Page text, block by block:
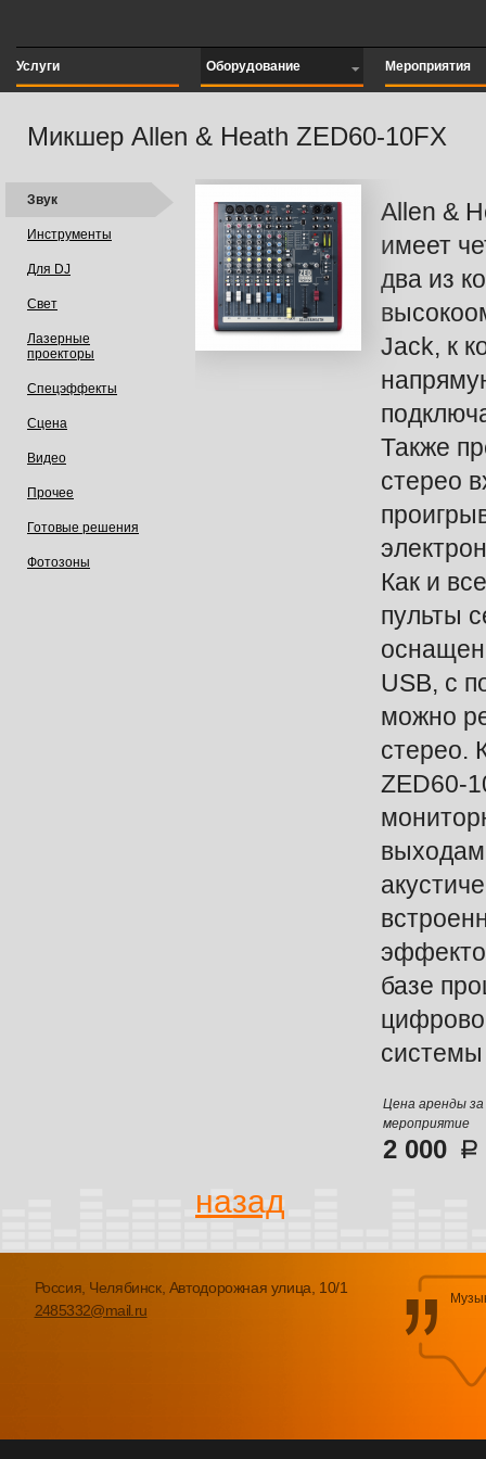
Услуги Оборудование Мероприятия
Микшер Allen & Heath ZED60-10FX
Звук
Инструменты
Для DJ
Свет
Лазерные
проекторы
Спецэффекты
Сцена
Видео
Прочее
Готовые решения
Фотозоны
Allen &
имеет
два из
Jack, к
Также
стерео
Как и
пульты
USB, с
можно
стерео.
ZED60-
базе
Цена аренды за
мероприятие
2 000
назад
Россия, Челябинск, Автодорожная улица, 10/1
2485332@mail.ru